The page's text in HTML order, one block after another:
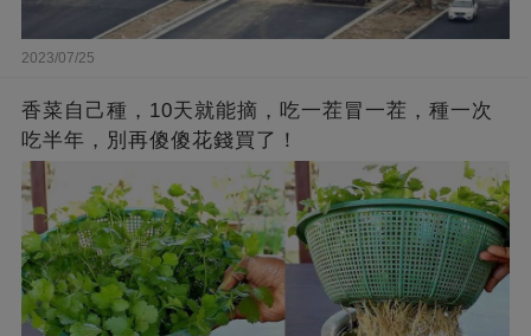
2023/07/25
香菜自己種，10天就能摘，吃一茬冒一茬，種一次
吃半年，別再傻傻花錢買了！